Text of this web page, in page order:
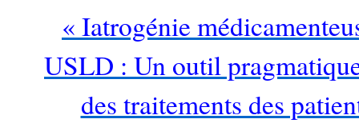
« Iatrogénie
USLD : Un outil
des traitements des